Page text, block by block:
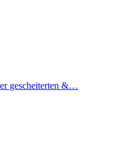
gescheiterten &…